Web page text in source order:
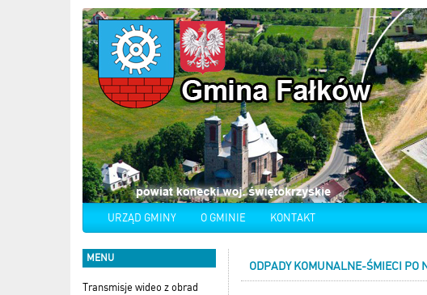
URZĄD GMINY O GMINIE KONTAKT
MENU
Transmisje wideo z obrad
ODPADY KOMUNALNE-ŚMIECI PO